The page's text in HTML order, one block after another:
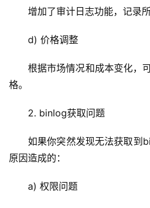
主
教
增加了审计日志功能，记录
d) 价格调整
根据市场情况和成本变化，
格。
2. binlog获取问题
如果你突然发现无法获取到
原因造成的：
a) 权限问题